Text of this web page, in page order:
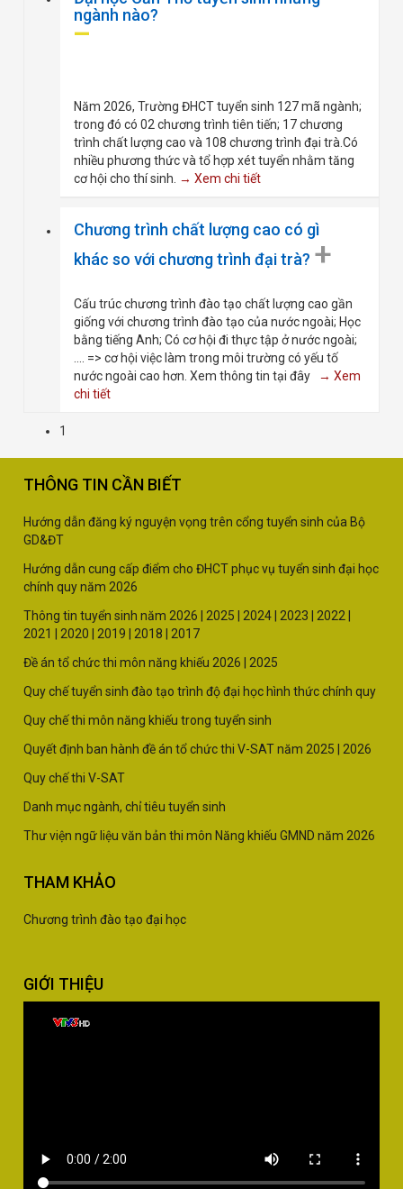
ngành nào?
Năm 2026, Trường ĐHCT tuyển sinh 127 mã ngành;
trong đó có 02 chương trình tiên tiến; 17 chương
trình chất lượng cao và 108 chương trình đại trà.Có
nhiều phương thức và tổ hợp xét tuyển nhằm tăng
cơ hội cho thí sinh. → Xem chi tiết
Chương trình chất lượng cao có gì
khác so với chương trình đại trà? +
Cấu trúc chương trình đào tạo chất lượng cao gần
giống với chương trình đào tạo của nước ngoài; Học
bằng tiếng Anh; Có cơ hội đi thực tập ở nước ngoài;
.... => cơ hội việc làm trong môi trường có yếu tố
nước ngoài cao hơn. Xem thông tin tại đây
→ Xem
chi tiết
1
THÔNG TIN CẦN BIẾT
Hướng dẫn đăng ký nguyện vọng trên cổng tuyển sinh của Bộ
GD&ĐT
Hướng dẫn cung cấp điểm cho ĐHCT phục vụ tuyển sinh đại học
chính quy năm 2026
Thông tin tuyển sinh năm 2026 | 2025 2024 2023 2022
2021
2020 2019 2018
2017
Đề án tổ chức thi môn năng khiếu 2026
2025
Quy chế tuyển sinh đào tạo trình độ đại học hình thức chính quy
Quy chế thi môn năng khiếu trong tuyển sinh
Quyết định ban hành đề án tổ chức thi V-SAT năm 2025
2026
Quy chế thi V-SAT
Danh mục ngành, chỉ tiêu tuyển sinh
Thư viện ngữ liệu văn bản thi môn Năng khiếu GMND năm 2026
THAM KHẢO
Chương trình đào tạo đại học
GIỚI THIỆU